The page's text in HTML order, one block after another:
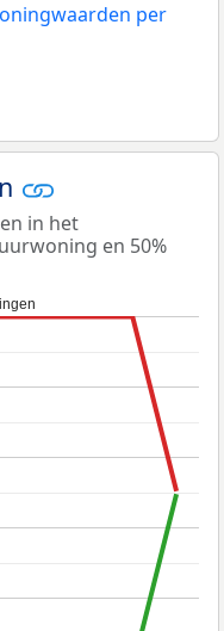
per
in het
en 50%